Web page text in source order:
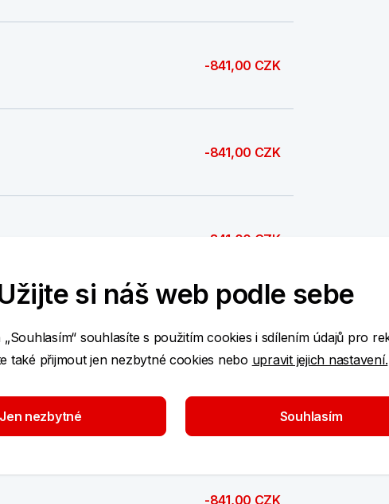
-841,00 CZK
-841,00 CZK
-841,00 CZK
-841,00 CZK
si náš web podle sebe
souhlasíte s použitím cookies i sdílením údajů pro
také přijmout jen nezbytné cookies nebo upravit jejich nastavení.
Jen nezbytné Souhlasím